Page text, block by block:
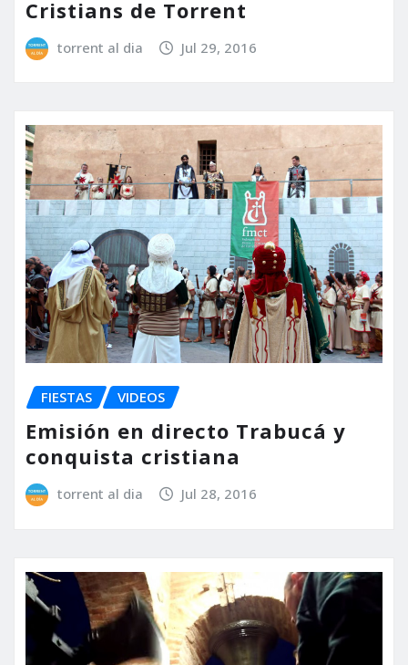
Cristians de Torrent
torrent al dia Jul 29, 2016
FIESTAS VIDEOS
Emisión en directo Trabucá y
conquista cristiana
torrent al dia Jul 28, 2016